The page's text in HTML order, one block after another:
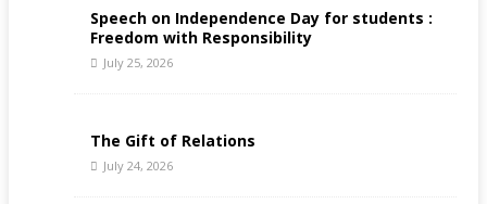
Speech on Independence Day for students :
Freedom with Responsibility
July 25, 2026
The Gift of Relations
July 24, 2026